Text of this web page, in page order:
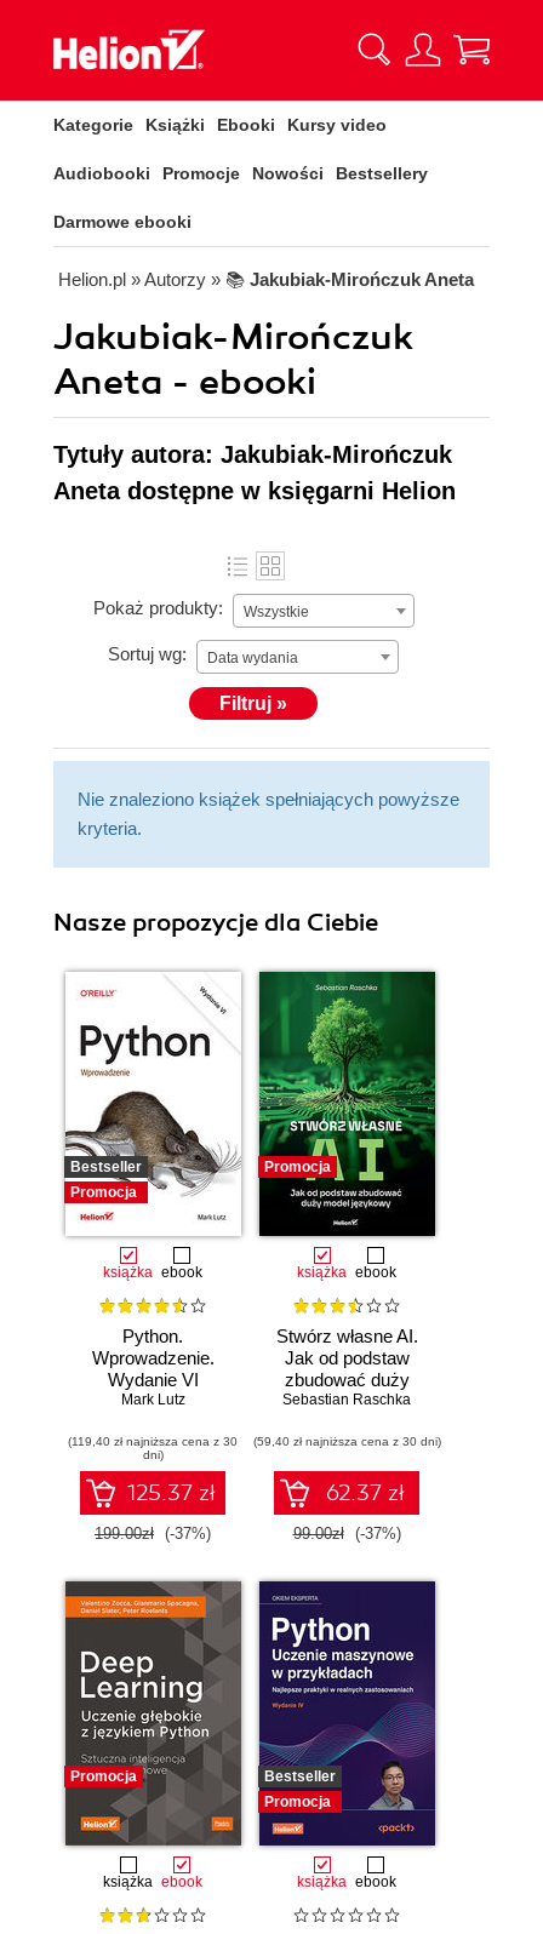
Kategorie Książki Ebooki Kursy video
Audiobooki Promocje Nowości Bestsellery
Darmowe ebooki
Helion.pl » Autorzy » 📚 Jakubiak-Mirończuk Aneta
Jakubiak-Mirończuk
Aneta - ebooki
Tytuły autora: Jakubiak-Mirończuk
Aneta dostępne w księgarni Helion
Pokaż produkty: Wszystkie
Sortuj wg: Data wydania
Filtruj »
Nie znaleziono książek spełniających powyższe
kryteria.
Nasze propozycje dla Ciebie
Bestseller
Promocja
książka ebook
Python.
Wprowadzenie.
Wydanie VI
Mark Lutz
(119,40 zł najniższa cena z 30
dni)
125.37 zł
199.00zł (-37%)
Promocja
książka ebook
Stwórz własne AI.
Jak od podstaw
zbudować duży
model językowy
Sebastian Raschka
(59,40 zł najniższa cena z 30 dni)
62.37 zł
99.00zł (-37%)
Promocja
książka ebook
Bestseller
Promocja
książka ebook